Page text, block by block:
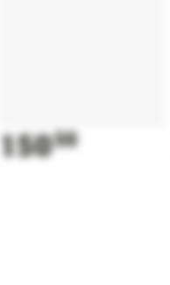
15050